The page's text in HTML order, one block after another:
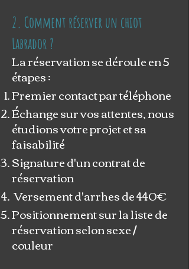
2. Comment réserver un chiot
Labrador ?
La réservation se déroule en 5
étapes :
Premier contact par téléphone
Échange sur vos attentes, nous
étudions votre projet et sa
faisabilité
Signature d'un contrat de
réservation
Versement d'arrhes de 440€
Positionnement sur la liste de
réservation selon sexe /
couleur